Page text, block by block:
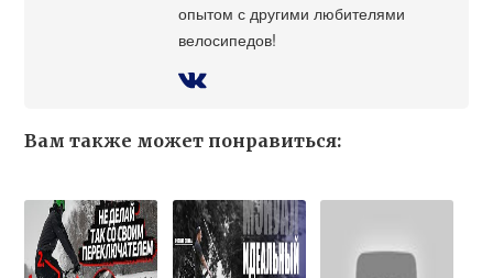
опытом с другими любителями
велосипедов!
Вам также может понравиться: